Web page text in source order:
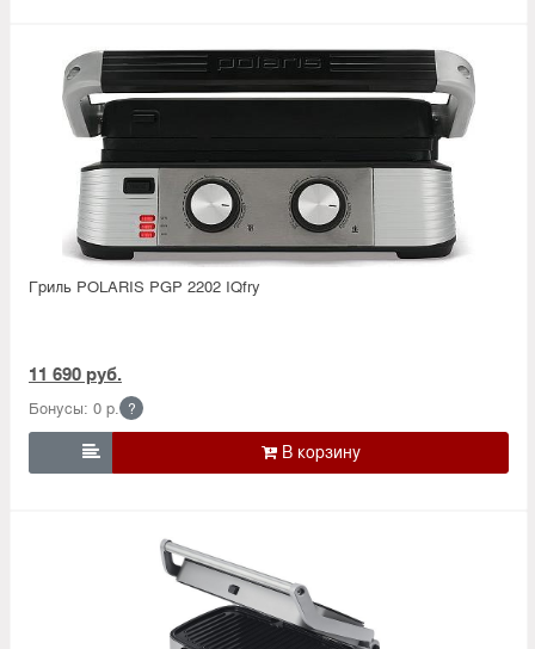
Гриль POLARIS PGP 2202 IQfry
11 690 руб.
Бонусы: 0 р. ?
